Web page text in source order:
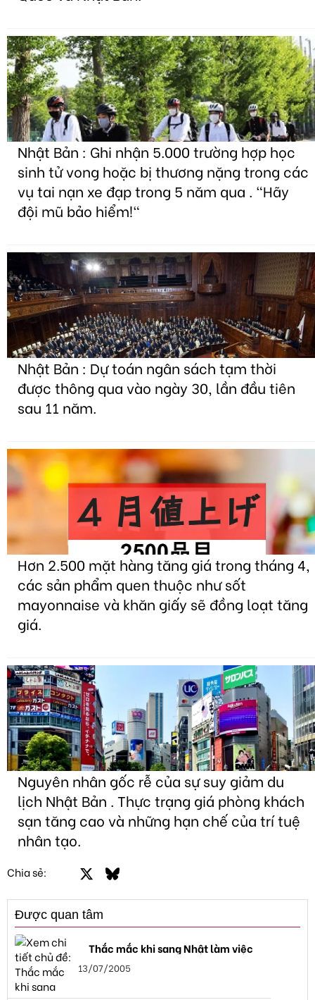
Nhật Bản : Ghi nhận 5.000 trường hợp học
sinh tử vong hoặc bị thương nặng trong các
vụ tai nạn xe đạp trong 5 năm qua . "Hãy
đội mũ bảo hiểm!"
Nhật Bản : Dự toán ngân sách tạm thời
được thông qua vào ngày 30, lần đầu tiên
sau 11 năm.
Hơn 2.500 mặt hàng tăng giá trong tháng 4,
các sản phẩm quen thuộc như sốt
mayonnaise và khăn giấy sẽ đồng loạt tăng
giá.
Nguyên nhân gốc rễ của sự suy giảm du
lịch Nhật Bản . Thực trạng giá phòng khách
sạn tăng cao và những hạn chế của trí tuệ
nhân tạo.
Chia sẻ: FacebookBluesky
Được quan tâm
Thắc mắc khi sang Nhật làm việc
13/07/2005